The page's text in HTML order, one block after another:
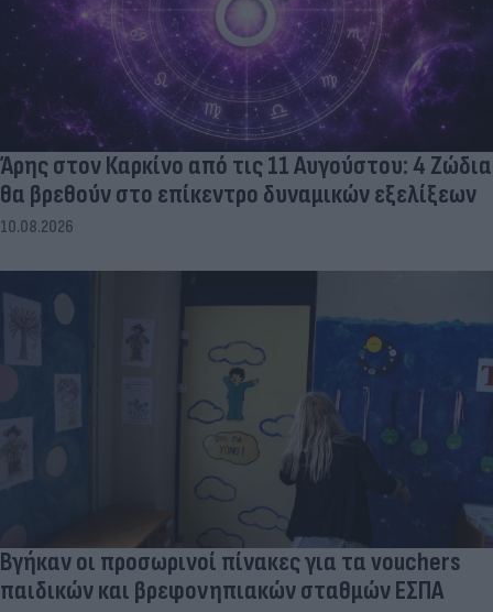
Άρης στον Καρκίνο από τις 11 Αυγούστου: 4 Ζώδια
θα βρεθούν στο επίκεντρο δυναμικών εξελίξεων
10.08.2026
Βγήκαν οι προσωρινοί πίνακες για τα vouchers
παιδικών και βρεφονηπιακών σταθμών ΕΣΠΑ